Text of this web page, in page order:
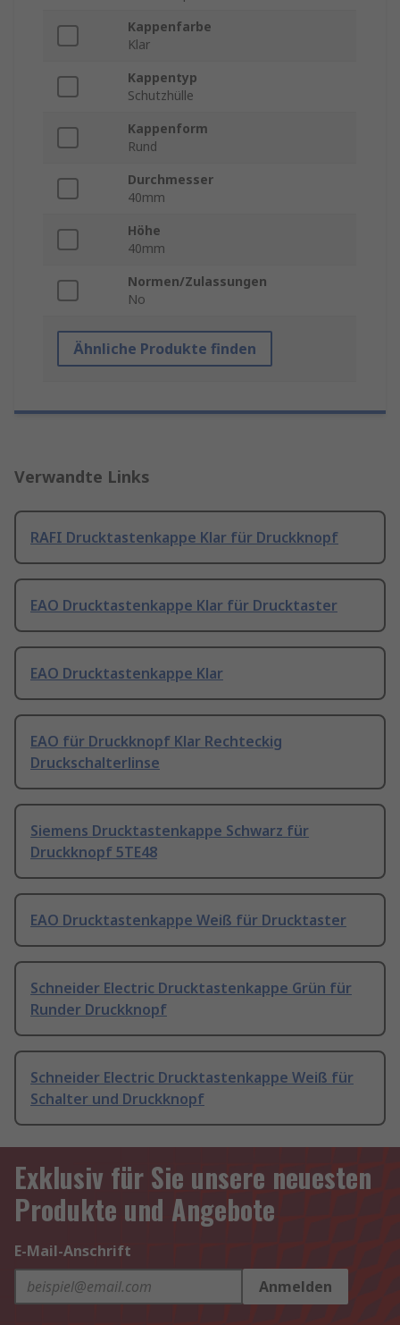
Kappenfarbe
Klar
Kappentyp
Schutzhülle
Kappenform
Rund
Durchmesser
40mm
Höhe
40mm
Normen/Zulassungen
No
Ähnliche Produkte finden
Verwandte Links
RAFI Drucktastenkappe Klar für Druckknopf
EAO Drucktastenkappe Klar für Drucktaster
EAO Drucktastenkappe Klar
EAO für Druckknopf Klar Rechteckig
Druckschalterlinse
Siemens Drucktastenkappe Schwarz für
Druckknopf 5TE48
EAO Drucktastenkappe Weiß für Drucktaster
Schneider Electric Drucktastenkappe Grün für
Runder Druckknopf
Schneider Electric Drucktastenkappe Weiß für
Schalter und Druckknopf
Exklusiv für Sie unsere neuesten
Produkte und Angebote
E-Mail-Anschrift
Anmelden